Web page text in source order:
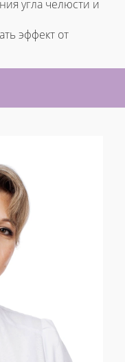
угла челюсти и
эффект от